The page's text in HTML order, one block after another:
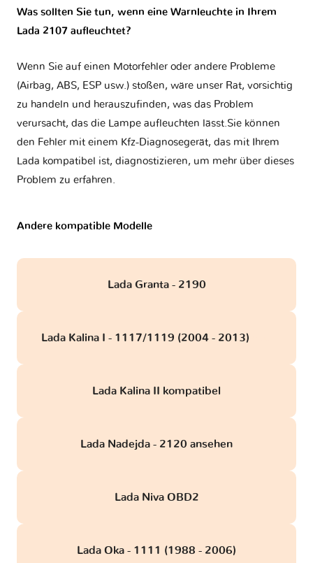
Was sollten Sie tun, wenn eine Warnleuchte in Ihrem
Lada 2107 aufleuchtet?
Wenn Sie auf einen Motorfehler oder andere Probleme
(Airbag, ABS, ESP usw.) stoßen, wäre unser Rat, vorsichtig
zu handeln und herauszufinden, was das Problem
verursacht, das die Lampe aufleuchten lässt.Sie können
den Fehler mit einem Kfz-Diagnosegerät, das mit Ihrem
Lada kompatibel ist, diagnostizieren, um mehr über dieses
Problem zu erfahren.
Andere kompatible Modelle
Lada Granta - 2190
Lada Kalina I - 1117/1119 (2004 - 2013)
Lada Kalina II kompatibel
Lada Nadejda - 2120 ansehen
Lada Niva OBD2
Lada Oka - 1111 (1988 - 2006)